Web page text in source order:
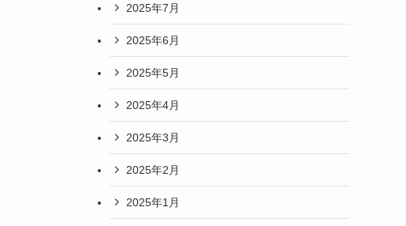
2025年7月
2025年6月
2025年5月
2025年4月
2025年3月
2025年2月
2025年1月